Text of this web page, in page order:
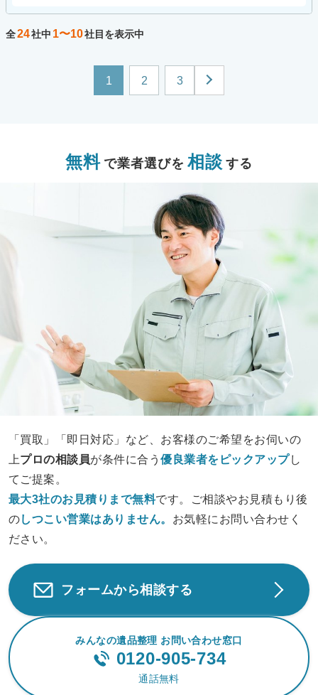
全24社中 1〜10社目を表示中
1 2 3
無料 で業者選びを 相談 する
「買取」「即日対応」など、お客様のご希望をお伺いの
上プロの相談員が条件に合う優良業者をピックアップし
てご提案。
最大3社のお見積りまで無料です。ご相談やお見積もり後
のしつこい営業はありません。 お気軽にお問い合わせく
ださい。
フォームから相談する
みんなの遺品整理 お問い合わせ窓口
0120-905-734
通話無料